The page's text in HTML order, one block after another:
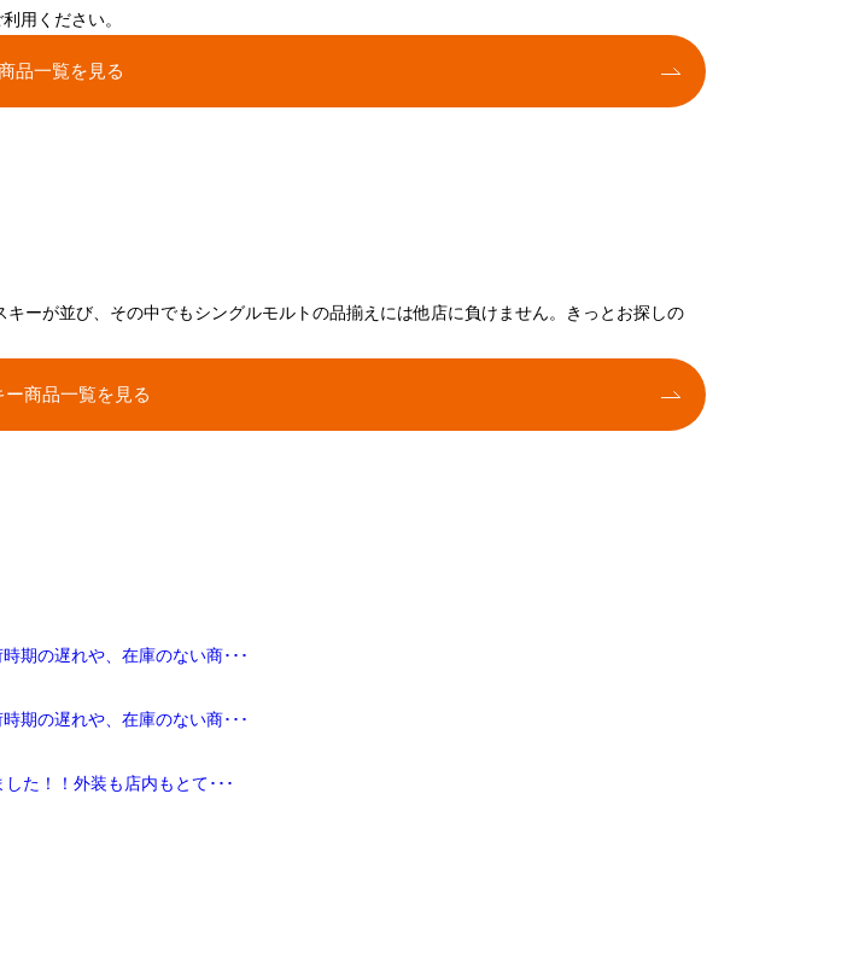
用ください。
品一覧を見る
ーが並び、その中でもシングルモルトの品揃えには他店に負けません。きっとお探しの
ー商品一覧を見る
の遅れや、在庫のない商･･･
の遅れや、在庫のない商･･･
！！外装も店内もとて･･･